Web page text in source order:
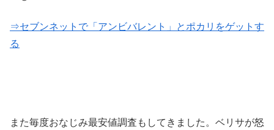
⇒セブンネットで「アンビバレント」とポカリをゲットす
る
また毎度おなじみ最安値調査もしてきました。ベリサが怒